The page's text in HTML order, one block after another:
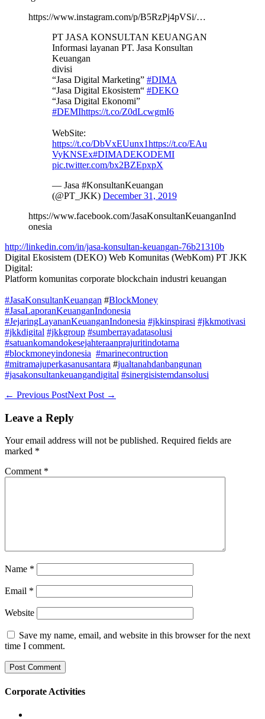
https://www.instagram.com/p/B5RzPj4pVSi/…
PT JASA KONSULTAN KEUANGAN
Informasi layanan PT. Jasa Konsultan
Keuangan
divisi
“Jasa Digital Marketing” #DIMA
“Jasa Digital Ekosistem“ #DEKO
“Jasa Digital Ekonomi”
#DEMIhttps://t.co/Z0dLcwgmI6
WebSite:
https://t.co/DbVxEUunx1https://t.co/EAu
VyKNSEx#DIMADEKODEMI
pic.twitter.com/bx2BZEpxpX
— Jasa #KonsultanKeuangan
(@PT_JKK) December 31, 2019
https://www.facebook.com/JasaKonsultanKeuanganInd
onesia
http://linkedin.com/in/jasa-konsultan-keuangan-76b21310b
Digital Ekosistem (DEKO) Web Komunitas (WebKom) PT JKK
Digital:
Platform komunitas corporate blockchain industri keuangan
#JasaKonsultanKeuangan #BlockMoney
#JasaLaporanKeuanganIndonesia
#JejaringLayananKeuanganIndonesia #jkkinspirasi #jkkmotivasi
#jkkdigital #jkkgroup #sumberrayadatasolusi
#satuankomandokesejahteraanprajuritindotama
#blockmoneyindonesia #marinecontruction
#mitramajuperkasanusantara #jualtanahdanbangunan
#jasakonsultankeuangandigital #sinergisistemdansolusi
Post
← Previous PostNext Post →
Leave a Reply
Your email address will not be published. Required fields are
marked *
Comment *
Name *
Email *
Website
Save my name, email, and website in this browser for the next
time I comment.
Corporate Activities